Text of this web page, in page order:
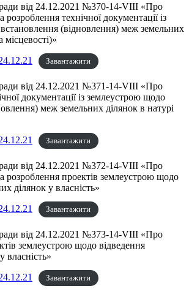
від 24.12.2021 №370-14-VIII «Про
розроблення технічної документації із
(відновлення) меж земельних
місцевості)»
Завантажити
від 24.12.2021 №371-14-VIII «Про
документації із землеустрою щодо
меж земельних ділянок в натурі
Завантажити
від 24.12.2021 №372-14-VIII «Про
розроблення проектів землеустрою щодо
ділянок у власність»
Завантажити
від 24.12.2021 №373-14-VIII «Про
землеустрою щодо відведення
власність»
Завантажити